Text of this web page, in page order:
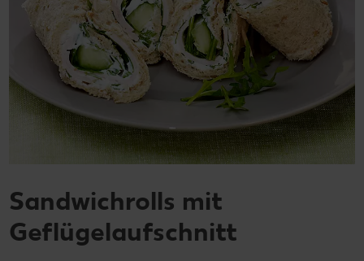
Sandwichrolls mit
Geflügelaufschnitt